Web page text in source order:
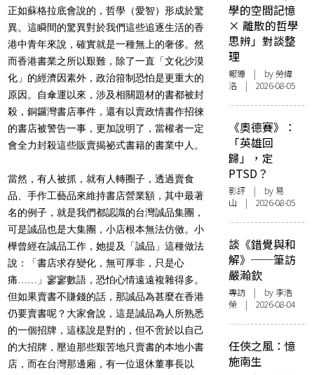
正如蘇格拉底會說的，哲學（愛智）形成於驚
異。這瞬間的驚異對於我們這些追逐生活的香
港中青年來說，確實就是一種無上的奢侈。然
而香港書業之所以艱難，除了一直「文化沙漠
化」的經濟因素外，政治箝制恐怕是更重大的
原因。自傘運以來，涉及相關題材的書都被封
殺，銅鑼灣書店事件，還有以賣政情書作招徠
的書店被警告一事，更加說明了，當權者一定
會全力封殺這些販賣揭祕式書籍的書業中人。
當然，有人被抓，就有人轉圈子，透過賣食
品、手作工藝品來維持書店營業額，其中最著
名的例子，就是我們都認識的台灣誠品集團，
可是誠品也是大集團，小店根本無法仿傚。小
樺曾經在誠品工作，她提及「誠品」這種做法
說：「書店求存變化，無可厚非，只是心
痛……」寥寥數語，恐怕心情遠遠複雜得多。
但如果賣書不賺錢的話，那誠品為甚麼在香港
仍要賣書呢？大家會說，這是誠品為人所熟悉
的一個招牌，這樣說是對的，但不啻於以自己
的大招牌，壓迫那些艱苦地只賣書的本地小書
店，而在台灣那邊廂，有一位退休董事長以
學的空間記憶
× 離散的哲學
思辨」對談整
理
報導 | by 勞緯
洛 | 2026-08-05
《奧德賽》：
「英雄回
歸」，定
PTSD？
影評 | by 易
山 | 2026-08-05
談《錯覺與和
解》──筆訪
嚴瀚欽
專訪 | by 李浩
榮 | 2026-08-04
任俠之風：憶
施南生